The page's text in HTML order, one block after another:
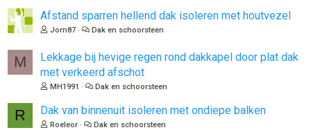
Afstand sparren hellend dak isoleren met houtvezel
Jorn87 Dak en schoorsteen
M
Lekkage bij hevige regen rond dakkapel door plat dak
met verkeerd afschot
MH1991 Dak en schoorsteen
R Dak van binnenuit isoleren met ondiepe balken
Roeleor Dak en schoorsteen